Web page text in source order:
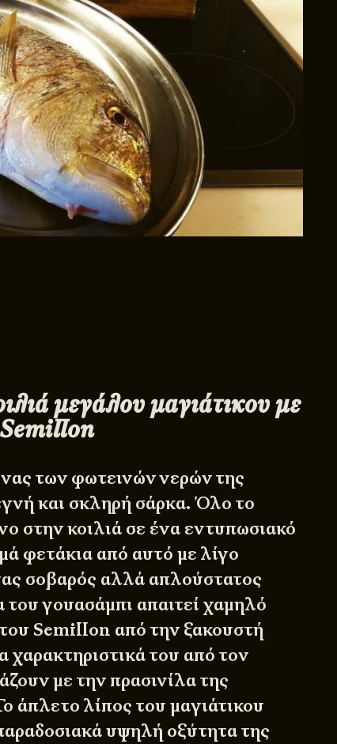
μεγάλου μαγιάτικου με
των φωτεινών νερών της
και σκληρή σάρκα. Όλο το
στην κοιλιά σε ένα εντυπωσιακό
φετάκια από αυτό με λίγο
σοβαρός αλλά απλούστατος
γουασάμπι απαιτεί χαμηλό
Semillon από την ξακουστή
χαρακτηριστικά του από τον
με την πρασινίλα της
άπλετο λίπος του μαγιάτικου
υψηλή οξύτητα της